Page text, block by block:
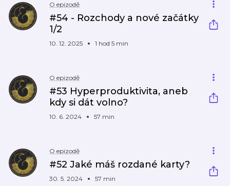
O epizodě
#54 - Rozchody a nové začátky
1/2
10. 12. 2025 1 hod 5 min
O epizodě
#53 Hyperproduktivita, aneb
kdy si dát volno?
10. 6. 2024 57 min
O epizodě
#52 Jaké máš rozdané karty?
30. 5. 2024 57 min